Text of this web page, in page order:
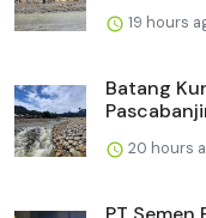
19 hours
Batang
20 hours